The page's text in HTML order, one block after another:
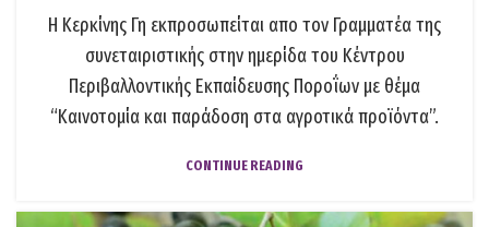
Η Κερκίνης Γη εκπροσωπείται απο τον Γραμματέα της
συνεταιριστικής στην ημερίδα του Κέντρου
Περιβαλλοντικής Εκπαίδευσης Ποροΐων με θέμα
“Καινοτομία και παράδοση στα αγροτικά προϊόντα”.
CONTINUE READING